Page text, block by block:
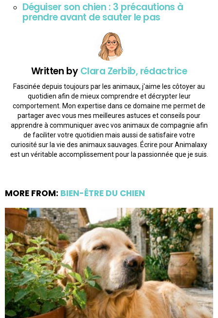
Déguiser son chien : 3 précautions à
prendre avant de sauter le pas
Written byClara Zerbib, rédactrice
Fascinée depuis toujours par les animaux, j'aime les côtoyer au
quotidien afin de mieux comprendre et décrypter leur
comportement. Mon expertise dans ce domaine me permet de
partager avec vous mes meilleures astuces et conseils pour
apprendre à communiquer avec vos animaux de compagnie afin
de faciliter votre quotidien mais aussi de satisfaire votre
curiosité sur la vie des animaux sauvages. Écrire pour Animalaxy
est un véritable accomplissement pour la passionnée que je suis.
MORE FROM: BIEN-ÊTRE DU CHIEN